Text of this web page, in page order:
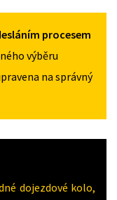
procesem
výběru
na správný
dojezdové kolo,